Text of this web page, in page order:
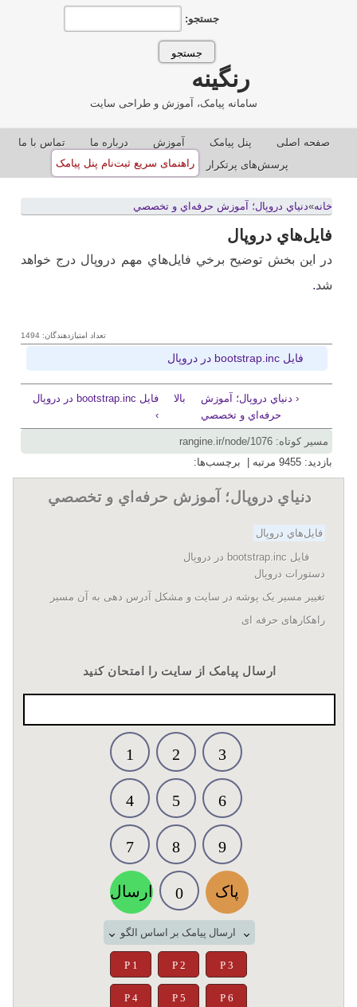
جستجو:
رنگینه
سامانه پیامک، آموزش و طراحی سایت
صفحه اصلی پنل پيامک آموزش درباره ما
تماس با ما
پرسش‌های پرتکرار
راهنمای سریع ثبت‌نام پنل پیامک
خانه»دنياي دروپال؛ آموزش حرفه‌اي و تخصصي
فايل‌هاي دروپال
در اين بخش توضيح برخي فايل‌هاي مهم دروپال درج خواهد
شد.
تعداد امتیازدهندگان: 1494
فايل bootstrap.inc در دروپال
‹ دنياي دروپال؛ آموزش
حرفه‌اي و تخصصي
بالا
فايل bootstrap.inc در دروپال
›
مسیر کوتاه: rangine.ir/node/1076
بازدید: 9455 مرتبه | برچسب‌ها:
دنياي دروپال؛ آموزش حرفه‌اي و تخصصي
فايل‌هاي دروپال
فايل bootstrap.inc در دروپال
دستورات دروپال
تغییر مسیر یک پوشه در سایت و مشکل آدرس دهی به آن مسیر
راهکارهای حرفه ای
ارسال پیامک از سایت را امتحان کنید
1 2 3
4 5 6
7 8 9
ارسال 0 پاک
ارسال پیامک بر اساس الگو
P 1 P 2 P 3
P 4 P 5 P 6